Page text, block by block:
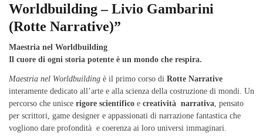
Worldbuilding – Livio Gambarini
(Rotte Narrative)”
Maestria nel Worldbuilding
Il cuore di ogni storia potente è un mondo che respira.
Maestria nel Worldbuilding è il primo corso di Rotte Narrative
interamente dedicato all’arte e alla scienza della costruzione di mondi. Un
percorso che unisce rigore scientifico e creatività narrativa , pensato
per scrittori, game designer e appassionati di narrazione fantastica che
vogliono dare profondità e coerenza ai loro universi immaginari.